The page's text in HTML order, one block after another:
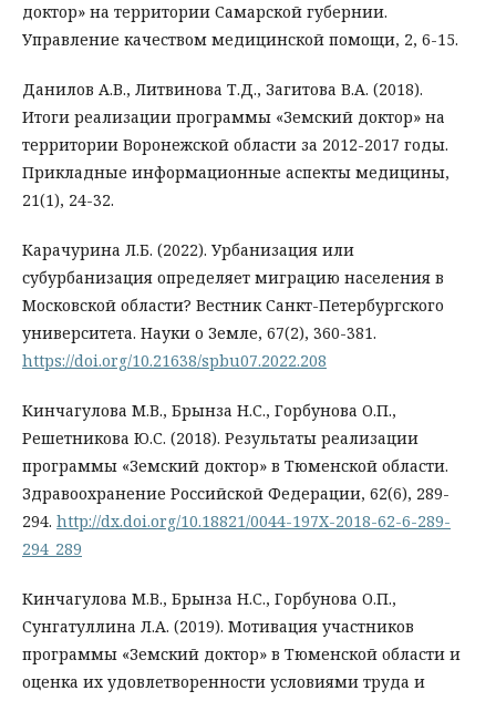
доктор» на территории Самарской губернии.
Управление качеством медицинской помощи, 2, 6-15.
Данилов А.В., Литвинова Т.Д., Загитова В.А. (2018).
Итоги реализации программы «Земский доктор» на
территории Воронежской области за 2012-2017 годы.
Прикладные информационные аспекты медицины,
21(1), 24-32.
Карачурина Л.Б. (2022). Урбанизация или
субурбанизация определяет миграцию населения в
Московской области? Вестник Санкт-Петербургского
университета. Науки о Земле, 67(2), 360-381.
https://doi.org/10.21638/spbu07.2022.208
Кинчагулова М.В., Брынза Н.С., Горбунова О.П.,
Решетникова Ю.С. (2018). Результаты реализации
программы «Земский доктор» в Тюменской области.
Здравоохранение Российской Федерации, 62(6), 289-
294. http://dx.doi.org/10.18821/0044-197X-2018-62-6-289-
294_289
Кинчагулова М.В., Брынза Н.С., Горбунова О.П.,
Сунгатуллина Л.А. (2019). Мотивация участников
программы «Земский доктор» в Тюменской области и
оценка их удовлетворенности условиями труда и